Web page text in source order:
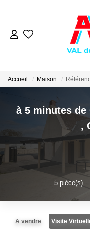
Accueil Maison
à 5 minutes de
,
5pièce(s)
A vendre Visite